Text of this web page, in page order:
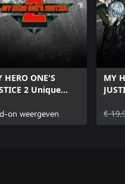
HERO ONE'S
2 Unique
on weergeven
MY
€